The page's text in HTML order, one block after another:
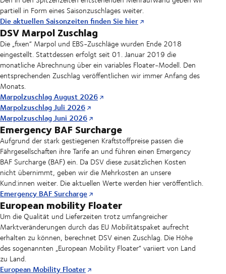
partiell in Form eines Saisonzuschlages weiter.
Die aktuellen Saisonzeiten finden Sie hier
DSV Marpol Zuschlag
Die „fixen“ Marpol und EBS-Zuschläge wurden Ende 2018
eingestellt. Stattdessen erfolgt seit 01. Januar 2019 die
monatliche Abrechnung über ein variables Floater-Modell. Den
entsprechenden Zuschlag veröffentlichen wir immer Anfang des
Monats.
Marpolzuschlag August 2026
Marpolzuschlag Juli 2026
Marpolzuschlag Juni 2026
Emergency BAF Surcharge
Aufgrund der stark gestiegenen Kraftstoffpreise passen die
Fährgesellschaften ihre Tarife an und führen einen Emergency
BAF Surcharge (BAF) ein. Da DSV diese zusätzlichen Kosten
nicht übernimmt, geben wir die Mehrkosten an unsere
Kund:innen weiter. Die aktuellen Werte werden hier veröffentlich.
Emergency BAF Surcharge
European mobility Floater
Um die Qualität und Lieferzeiten trotz umfangreicher
Marktveränderungen durch das EU Mobilitätspaket aufrecht
erhalten zu können, berechnet DSV einen Zuschlag. Die Höhe
des sogenannten „European Mobility Floater“ variiert von Land
zu Land.
European Mobility Floater